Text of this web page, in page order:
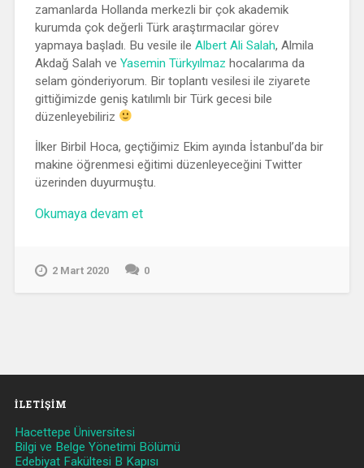
zamanlarda Hollanda merkezli bir çok akademik
kurumda çok değerli Türk araştırmacılar görev
yapmaya başladı. Bu vesile ile Albert Ali Salah, Almila
Akdağ Salah ve Yasemin Türkyılmaz hocalarıma da
selam gönderiyorum. Bir toplantı vesilesi ile ziyarete
gittiğimizde geniş katılımlı bir Türk gecesi bile
düzenleyebiliriz
İlker Birbil Hoca, geçtiğimiz Ekim ayında İstanbul’da bir
makine öğrenmesi eğitimi düzenleyeceğini Twitter
üzerinden duyurmuştu.
Okumaya devam et“İlker
Giriş
2 Mart 2020 0
İLETIŞIM
Hacettepe Üniversitesi
Bilgi ve Belge Yönetimi Bölümü
Edebiyat Fakültesi B Kapısı